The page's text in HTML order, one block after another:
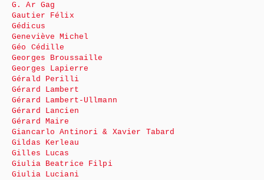
G. Ar Gag
Gautier Félix
Gédicus
Geneviève Michel
Géo Cédille
Georges Broussaille
Georges Lapierre
Gérald Perilli
Gérard Lambert
Gérard Lambert-Ullmann
Gérard Lancien
Gérard Maire
Giancarlo Antinori & Xavier Tabard
Gildas Kerleau
Gilles Lucas
Giulia Beatrice Filpi
Giulia Luciani